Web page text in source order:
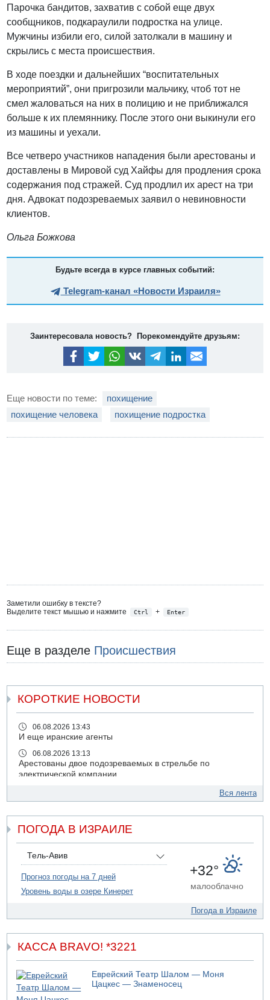
Парочка бандитов, захватив с собой еще двух
сообщников, подкараулили подростка на улице.
Мужчины избили его, силой затолкали в машину и
скрылись с места происшествия.
В ходе поездки и дальнейших “воспитательных
мероприятий”, они пригрозили мальчику, чтоб тот не
смел жаловаться на них в полицию и не приближался
больше к их племяннику. После этого они выкинули его
из машины и уехали.
Все четверо участников нападения были арестованы и
доставлены в Мировой суд Хайфы для продления срока
содержания под стражей. Суд продлил их арест на три
дня. Адвокат подозреваемых заявил о невиновности
клиентов.
Ольга Божкова
Будьте всегда в курсе главных событий:
Telegram-канал «Новости Израиля»
Заинтересовала новость? Порекомендуйте друзьям:
Еще новости по теме:
похищение
похищение человека
похищение подростка
Заметили ошибку в тексте?
Выделите текст мышью и нажмите
Ctrl + Enter
Еще в разделе Происшествия
КОРОТКИЕ НОВОСТИ
06.08.2026 13:43
И еще иранские агенты
06.08.2026 13:13
Арестованы двое подозреваемых в стрельбе по
электрической компании
Возле Кирьят-Арбы пожар на местности
06.08.2026 12:06
США не будут давить на Израиль в вопросе Ливана
06.08.2026 11:41
Трое подростков ограбили сексшоп в Холоне
Взрыв в Северном Тель-Авиве
06.08.2026 08:11
Израиль провел испытания системы противоракетной
обороны "Хец"
05.08.2026 18:28
МАДА призывает израильтян срочно сдавать кровь
05.08.2026 17:00
Бывший посол Израиля в ООН Гилад Эрдан объявит в
Вся лента
ПОГОДА В ИЗРАИЛЕ
Тель-Авив
Прогноз погоды на 7 дней
Уровень воды в озере Кинерет
+32°
малооблачно
Погода в Израиле
КАССА BRAVO! *3221
Еврейский Театр Шалом — Моня
Цацкес — Знаменосец